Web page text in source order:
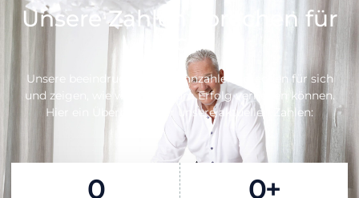
Unsere Zahlen sprechen für
sich
Unsere beeindruckenden Kennzahlen sprechen für sich
und zeigen, wie wir Ihnen zum Erfolg verhelfen können.
Hier ein Überblick über unsere aktuellen Zahlen:
0 0+